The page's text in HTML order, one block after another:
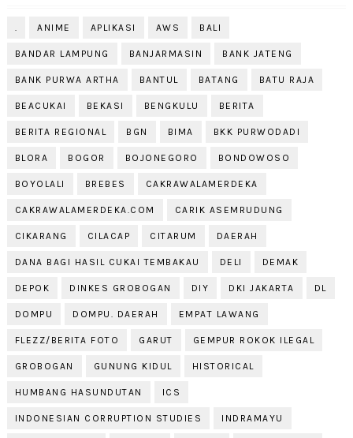
. ANIME APLIKASI AWS BALI
BANDAR LAMPUNG BANJARMASIN BANK JATENG
BANK PURWA ARTHA BANTUL BATANG BATU RAJA
BEACUKAI BEKASI BENGKULU BERITA
BERITA REGIONAL BGN BIMA BKK PURWODADI
BLORA BOGOR BOJONEGORO BONDOWOSO
BOYOLALI BREBES CAKRAWALAMERDEKA
CAKRAWALAMERDEKA.COM CARIK ASEMRUDUNG
CIKARANG CILACAP CITARUM DAERAH
DANA BAGI HASIL CUKAI TEMBAKAU DELI DEMAK
DEPOK DINKES GROBOGAN DIY DKI JAKARTA DL
DOMPU DOMPU. DAERAH EMPAT LAWANG
FLEZZ/BERITA FOTO GARUT GEMPUR ROKOK ILEGAL
GROBOGAN GUNUNG KIDUL HISTORICAL
HUMBANG HASUNDUTAN ICS
INDONESIAN CORRUPTION STUDIES INDRAMAYU